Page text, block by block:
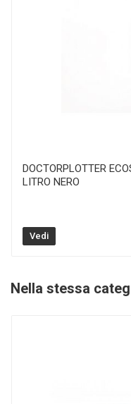
DOCTORPLOTTER
LITRO NERO
Vedi
Nella stessa